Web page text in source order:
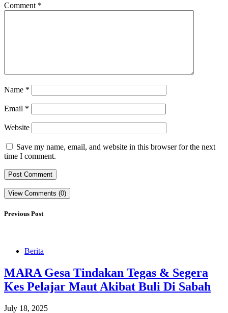
Comment *
Name *
Email *
Website
Save my name, email, and website in this browser for the next
time I comment.
View Comments (0)
Previous Post
Berita
MARA Gesa Tindakan Tegas & Segera
Kes Pelajar Maut Akibat Buli Di Sabah
July 18, 2025